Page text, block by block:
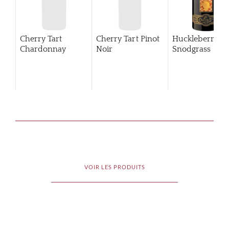
Cherry Tart
Chardonnay
Cherry Tart Pinot
Noir
Huckleberry
Snodgrass
VOIR LES PRODUITS